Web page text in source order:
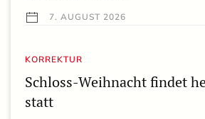
7. AUGUST 2026
KORREKTUR
Schloss-Weihnacht findet
statt